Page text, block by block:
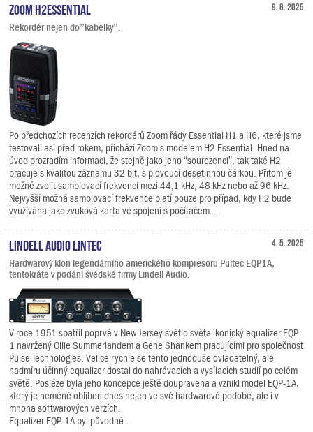
9. 6. 2025
Zoom H2essential
Rekordér nejen do”kabelky”.
Po předchozích recenzích rekordérů Zoom řády Essential H1 a H6, které jsme
testovali asi před rokem, přichází Zoom s modelem H2 Essential. Hned na
úvod prozradím informaci, že stejně jako jeho “sourozenci”, tak také H2
pracuje s kvalitou záznamu 32 bit, s plovoucí desetinnou čárkou. Přitom je
možné zvolit samplovací frekvenci mezi 44,1 kHz, 48 kHz nebo až 96 kHz.
Nejvyšší možná samplovací frekvence platí pouze pro případ, kdy H2 bude
využívána jako zvuková karta ve spojení s počítačem....
4. 5. 2025
Lindell Audio LiNTEC
Hardwarový klon legendárního amerického kompresoru Pultec EQP1A,
tentokráte v podání švédské firmy Lindell Audio.
V roce 1951 spatřil poprvé v New Jersey světlo světa ikonický equalizer EQP-
1 navržený Ollie Summerlandem a Gene Shankem pracujícími pro společnost
Pulse Technologies. Velice rychle se tento jednoduše ovladatelný, ale
nadmíru účinný equalizer dostal do nahrávacích a vysílacích studií po celém
světě. Posléze byla jeho koncepce ještě doupravena a vznikl model EQP-1A,
který je neméně oblíben dnes nejen ve své hardwarové podobě, ale i v
mnoha softwarových verzích.
Equalizer EQP-1A byl původně...